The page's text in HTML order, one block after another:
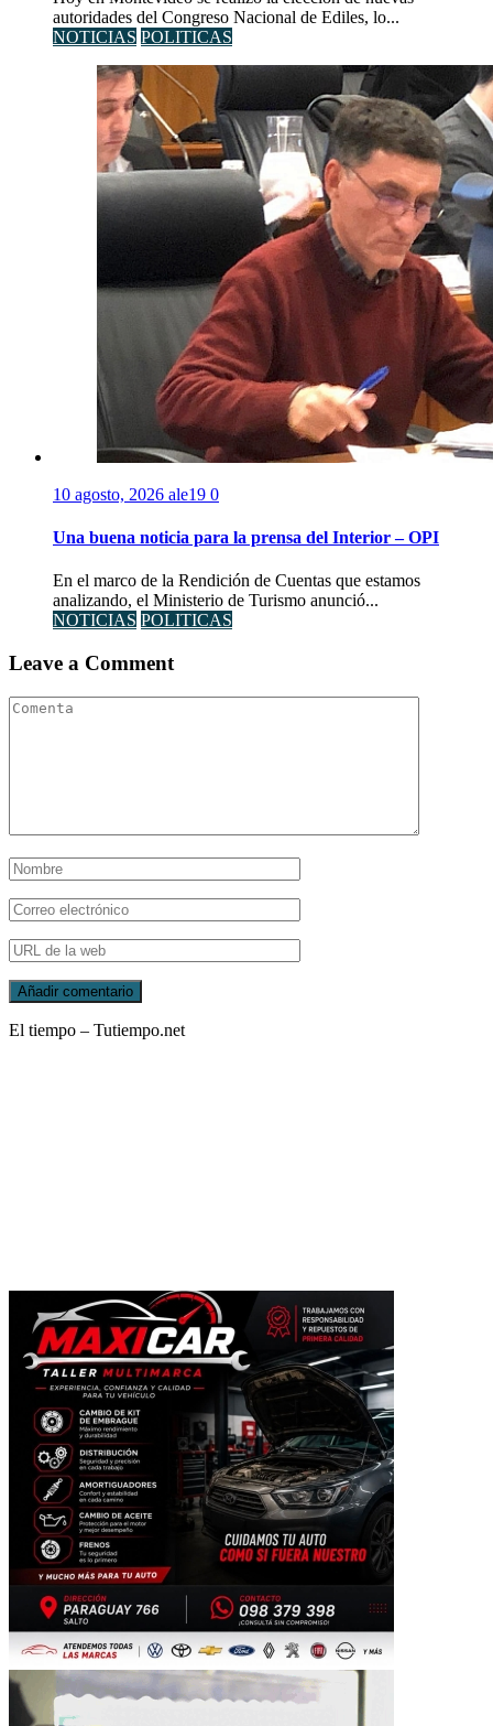
autoridades del Congreso Nacional de Ediles, lo...
NOTICIAS POLITICAS
10 agosto, 2026 ale19 0
Una buena noticia para la prensa del Interior – OPI
En el marco de la Rendición de Cuentas que estamos
analizando, el Ministerio de Turismo anunció...
NOTICIAS POLITICAS
Leave a Comment
El tiempo – Tutiempo.net